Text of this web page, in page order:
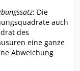
: Die
auch
des
eine ganze
Abweichung